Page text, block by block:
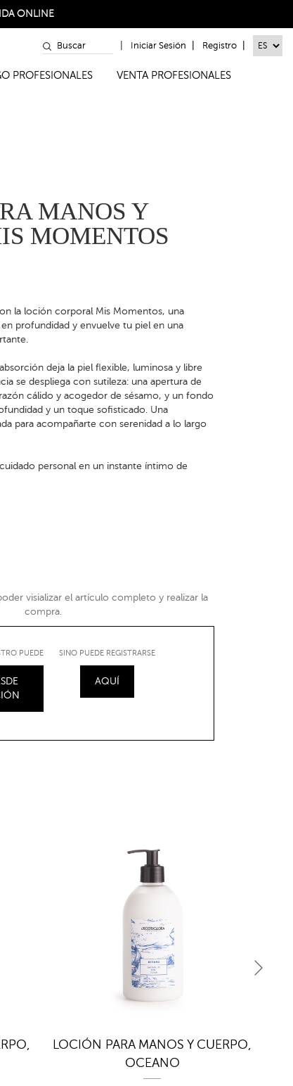
ONLINE
Iniciar Sesión Registro
PROFESIONALES VENTA PROFESIONALES
MANOS Y
MOMENTOS
la loción corporal Mis Momentos, una
profundidad y envuelve tu piel en una
deja la piel flexible, luminosa y libre
se despliega con sutileza: una apertura de
cálido y acogedor de sésamo, y un fondo
y un toque sofisticado. Una
para acompañarte con serenidad a lo largo
personal en un instante íntimo de
visializar el artículo completo y realizar la
compra.
PUEDE SINO PUEDE REGISTRARSE
AQUÍ
LOCIÓN PARA MANOS Y CUERPO,
OCEANO